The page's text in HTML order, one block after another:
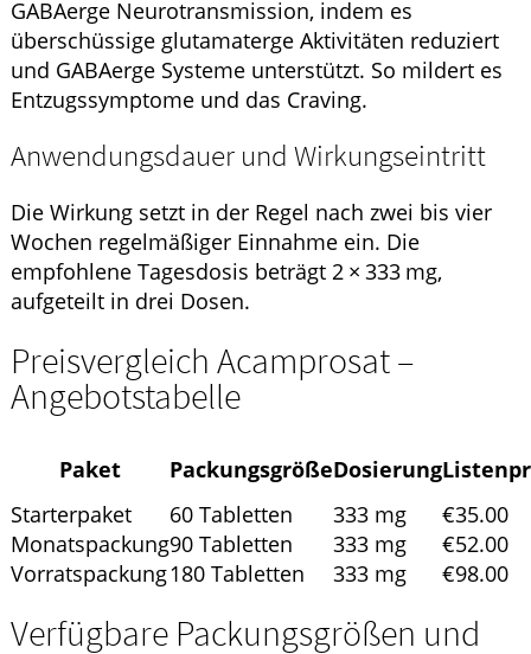
GABAerge Neurotransmission, indem es
überschüssige glutamaterge Aktivitäten reduziert
und GABAerge Systeme unterstützt. So mildert es
Entzugssymptome und das Craving.
Anwendungsdauer und Wirkungseintritt
Die Wirkung setzt in der Regel nach zwei bis vier
Wochen regelmäßiger Einnahme ein. Die
empfohlene Tagesdosis beträgt 2 × 333 mg,
aufgeteilt in drei Dosen.
Preisvergleich Acamprosat –
Angebotstabelle
Paket PackungsgrößeDosierung
Starterpaket
60 Tabletten 333 mg
€35.00
Monatspackung90 Tabletten 333 mg
€52.00
Vorratspackung180 Tabletten 333 mg €98.00
Verfügbare Packungsgrößen und